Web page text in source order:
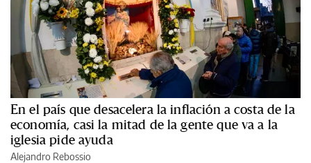
En el país que desacelera la inflación a costa de la
economía, casi la mitad de la gente que va a la
iglesia pide ayuda
Alejandro Rebossio